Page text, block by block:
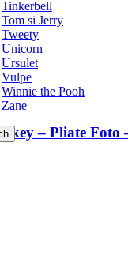
Tinkerbell
Tom si Jerry
Tweety
Unicorn
Ursulet
Vulpe
Winnie the Pooh
Zane
– Pliate Foto